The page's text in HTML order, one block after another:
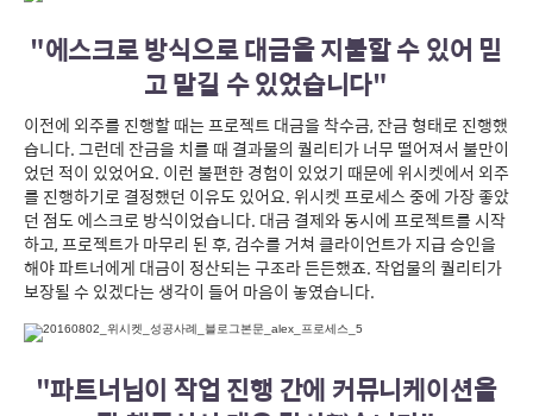
"에스크로 방식으로 대금을 지불할 수 있어 믿
고 맡길 수 있었습니다"
이전에 외주를 진행할 때는 프로젝트 대금을 착수금, 잔금 형태로 진행했
습니다. 그런데 잔금을 치를 때 결과물의 퀄리티가 너무 떨어져서 불만이
었던 적이 있었어요. 이런 불편한 경험이 있었기 때문에 위시켓에서 외주
를 진행하기로 결정했던 이유도 있어요. 위시켓 프로세스 중에 가장 좋았
던 점도 에스크로 방식이었습니다. 대금 결제와 동시에 프로젝트를 시작
하고, 프로젝트가 마무리 된 후, 검수를 거쳐 클라이언트가 지급 승인을
해야 파트너에게 대금이 정산되는 구조라 든든했죠. 작업물의 퀄리티가
보장될 수 있겠다는 생각이 들어 마음이 놓였습니다.
"파트너님이 작업 진행 간에 커뮤니케이션을